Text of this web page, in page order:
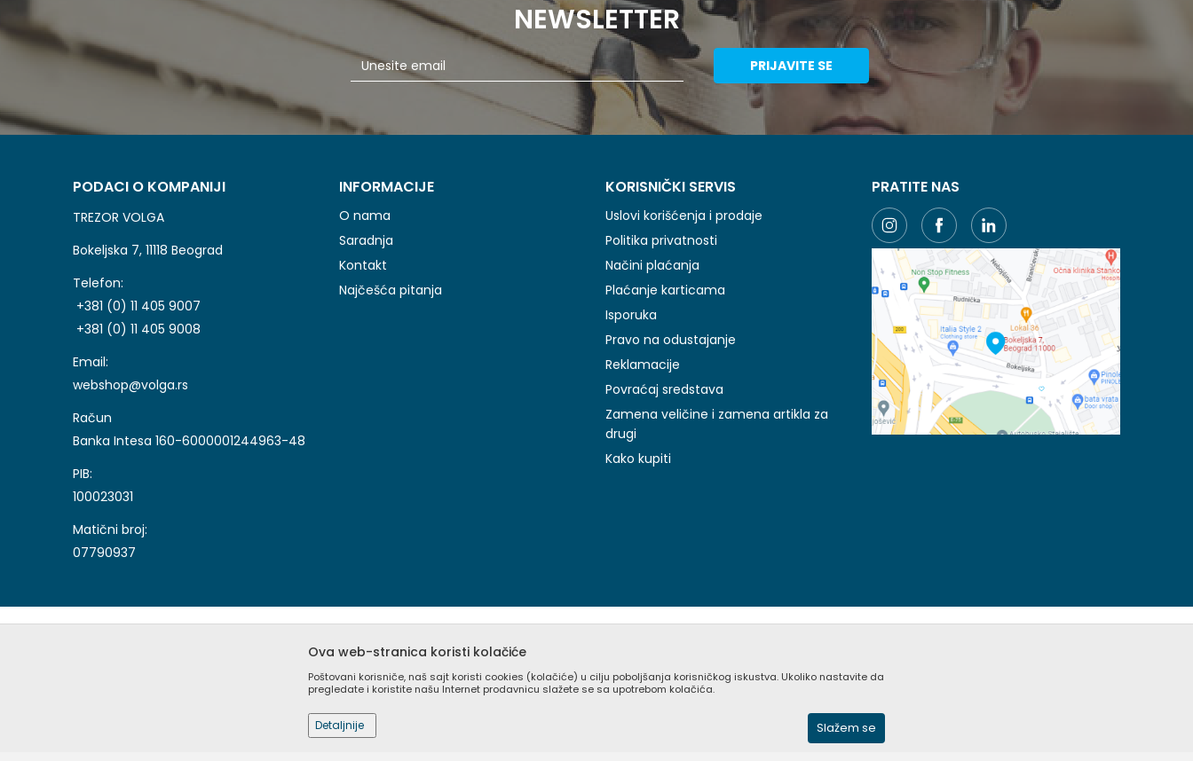
NEWSLETTER
PRIJAVITE SE
PODACI O KOMPANIJI
TREZOR VOLGA
Bokeljska 7, 11118 Beograd
Telefon:
+381 (0) 11 405 9007
+381 (0) 11 405 9008
Email:
webshop@volga.rs
Račun
Banka Intesa 160-6000001244963-48
PIB:
100023031
Matični broj:
07790937
INFORMACIJE
O nama
Saradnja
Kontakt
Najčešća pitanja
KORISNIČKI SERVIS
Uslovi korišćenja i prodaje
Politika privatnosti
Načini plaćanja
Plaćanje karticama
Isporuka
Pravo na odustajanje
Reklamacije
Povraćaj sredstava
Zamena veličine i zamena artikla za
drugi
Kako kupiti
PRATITE NAS
Nastojimo da budemo što precizniji u opisu proizvoda, prikazu slika i samih cena, ali ne možemo garantovati da su sve informacije kompletne i bez grešaka. Svi artikli prikazani na
sajtu su deo naše ponude i ne podrazumeva da su dostupni u svakom trenutku. Raspoloživost robe možete proveriti besplatnim pozivom Call Centra na +381 (0) 11 405 9007 / +381
Ova web-stranica koristi kolačiće
Poštovani korisniče, naš sajt koristi cookies (kolačiće) u cilju poboljšanja korisničkog iskustva. Ukoliko nastavite da
pregledate i koristite našu Internet prodavnicu slažete se sa upotrebom kolačića.
Detaljnije Slažem se